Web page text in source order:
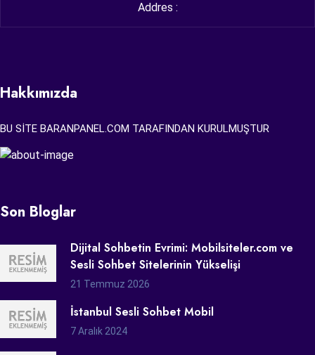
Addres :
Hakkımızda
BU SİTE BARANPANEL.COM TARAFINDAN KURULMUŞTUR
Son Bloglar
Dijital Sohbetin Evrimi: Mobilsiteler.com ve
Sesli Sohbet Sitelerinin Yükselişi
21 Temmuz 2026
İstanbul Sesli Sohbet Mobil
7 Aralık 2024